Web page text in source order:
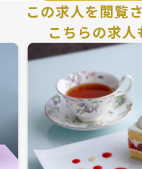
この求人を閲覧
こちらの求